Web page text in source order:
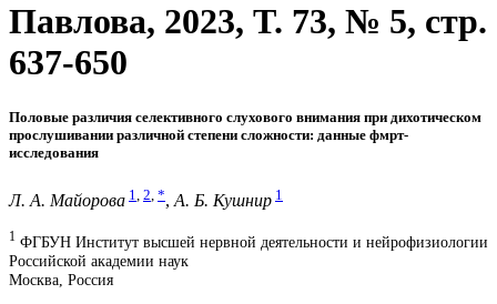
Павлова, 2023, T. 73, № 5, стр.
637-650
Половые различия селективного слухового внимания при дихотическом
прослушивании различной степени сложности: данные фмрт-
исследования
Л. А. Майорова 1 2 *, А. Б. Кушнир 1
1 ФГБУН Институт высшей нервной деятельности и нейрофизиологии
Российской академии наук
Москва, Россия